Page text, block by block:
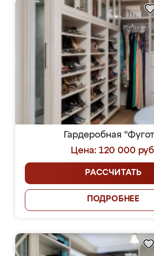
Гардеробная
Цена: 120 000
РАССЧИТАТЬ
ПОДРОБНЕЕ